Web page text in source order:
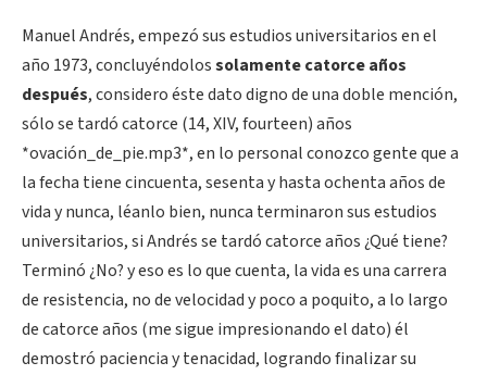
Manuel Andrés, empezó sus estudios universitarios en el
año 1973, concluyéndolossolamente catorce años
después, considero éste dato digno de una doble mención,
sólo se tardó catorce (14, XIV, fourteen) años
*ovación_de_pie.mp3*, en lo personal conozco gente que a
la fecha tiene cincuenta, sesenta y hasta ochenta años de
vida y nunca, léanlo bien, nunca terminaron sus estudios
universitarios, si Andrés se tardó catorce años ¿Qué tiene?
Terminó ¿No? y eso es lo que cuenta, la vida es una carrera
de resistencia, no de velocidad y poco a poquito, a lo largo
de catorce años (me sigue impresionando el dato) él
demostró paciencia y tenacidad, logrando finalizar su